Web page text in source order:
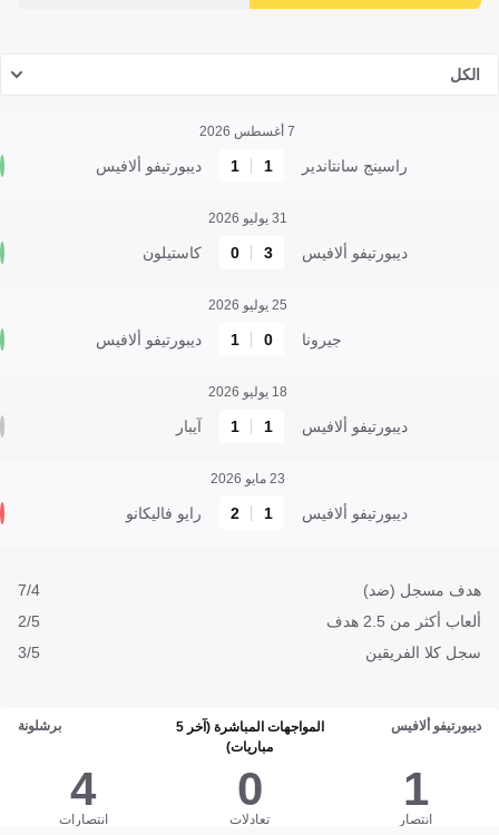
الكل
7 أغسطس 2026
راسينج سانتاندير 1
1 ديبورتيفو ألافيس
31 يوليو 2026
ديبورتيفو ألافيس 3
0 كاستيلون
25 يوليو 2026
جيرونا 0
1 ديبورتيفو ألافيس
18 يوليو 2026
ديبورتيفو ألافيس 1
1 آيبار
23 مايو 2026
ديبورتيفو ألافيس 1
2 رايو فاليكانو
هدف مسجل (ضد)
7/4
ألعاب أكثر من 2.5 هدف
2/5
سجل كلا الفريقين
3/5
ديبورتيفو ألافيس
المواجهات المباشرة (آخر 5
مباريات)
برشلونة
1
انتصار
0
تعادلات
4
انتصارات